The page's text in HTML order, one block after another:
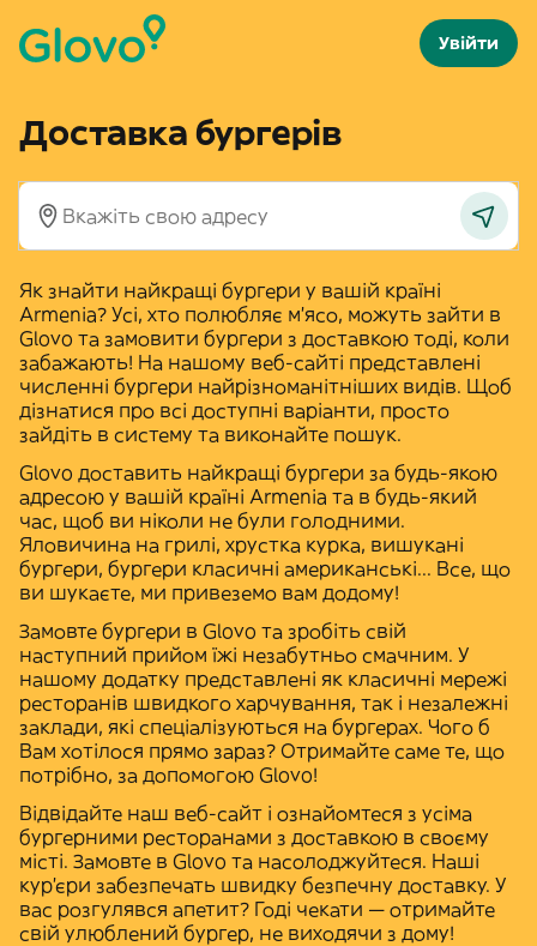
Увійти
Доставка бургерів
Як знайти найкращі бургери у вашій країні
Armenia? Усі, хто полюбляє м'ясо, можуть зайти в
Glovo та замовити бургери з доставкою тоді, коли
забажають! На нашому веб-сайті представлені
численні бургери найрізноманітніших видів. Щоб
дізнатися про всі доступні варіанти, просто
зайдіть в систему та виконайте пошук.
Glovo доставить найкращі бургери за будь-якою
адресою у вашій країні Armenia та в будь-який
час, щоб ви ніколи не були голодними.
Яловичина на грилі, хрустка курка, вишукані
бургери, бургери класичні американські... Все, що
ви шукаєте, ми привеземо вам додому!
Замовте бургери в Glovo та зробіть свій
наступний прийом їжі незабутньо смачним. У
нашому додатку представлені як класичні мережі
ресторанів швидкого харчування, так і незалежні
заклади, які спеціалізуються на бургерах. Чого б
Вам хотілося прямо зараз? Отримайте саме те, що
потрібно, за допомогою Glovo!
Відвідайте наш веб-сайт і ознайомтеся з усіма
бургерними ресторанами з доставкою в своєму
місті. Замовте в Glovo та насолоджуйтеся. Наші
кур'єри забезпечать швидку безпечну доставку. У
вас розгулявся апетит? Годі чекати — отримайте
свій улюблений бургер, не виходячи з дому!